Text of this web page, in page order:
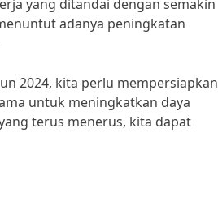
yang ditandai dengan semakin
adanya peningkatan
2024, kita perlu mempersiapkan
untuk meningkatkan daya
terus menerus, kita dapat